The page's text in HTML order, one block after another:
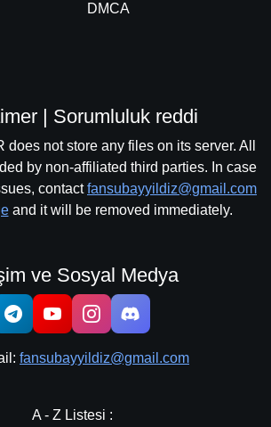
DMCA
| Sorumluluk reddi
not store any files on its server. All
by non-affiliated third parties. In case
contactfansubayyildiz@gmail.com
and it will be removed immediately.
ve Sosyal Medya
fansubayyildiz@gmail.com
A - Z Listesi :